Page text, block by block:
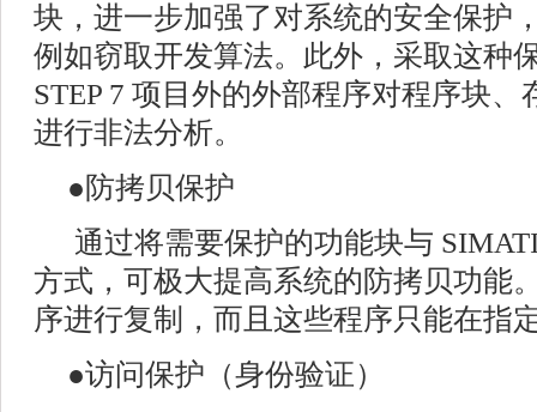
块，进一步加强了对系统的安全保护
例如窃取开发算法。此外，采取这种
STEP 7 项目外的外部程序对程序块
进行非法分析。
● 防拷贝保护
通过将需要保护的功能块与
方式，可极大提高系统的防拷贝功能
序进行复制，而且这些程序只能在指
●访问保护（身份验证）